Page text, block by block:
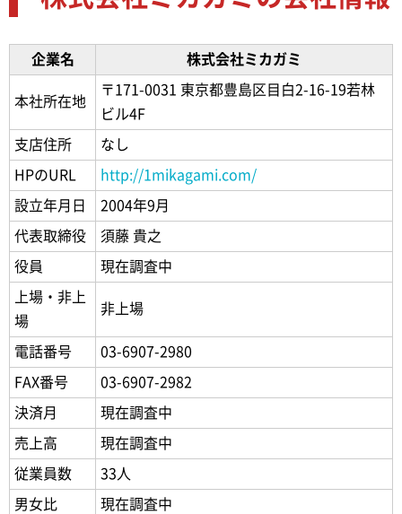
企業名 株式会社ミカガミ
本社所在地
〒171-0031 東京都豊島区目白2-16-19若林
ビル4F
支店住所 なし
HPのURL http://1mikagami.com/
設立年月日 2004年9月
代表取締役 須藤 貴之
役員 現在調査中
上場・非上
場
非上場
電話番号 03-6907-2980
FAX番号 03-6907-2982
決済月 現在調査中
売上高 現在調査中
従業員数 33人
男女比 現在調査中